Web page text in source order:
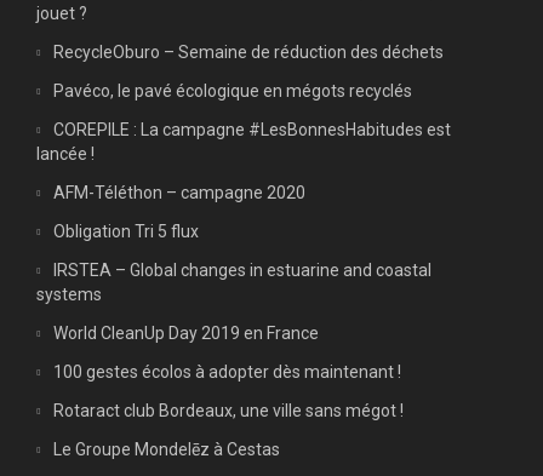
jouet ?
RecycleOburo – Semaine de réduction des déchets
Pavéco, le pavé écologique en mégots recyclés
COREPILE : La campagne #LesBonnesHabitudes est
lancée !
AFM-Téléthon – campagne 2020
Obligation Tri 5 flux
IRSTEA – Global changes in estuarine and coastal
systems
World CleanUp Day 2019 en France
100 gestes écolos à adopter dès maintenant !
Rotaract club Bordeaux, une ville sans mégot !
Le Groupe Mondelēz à Cestas